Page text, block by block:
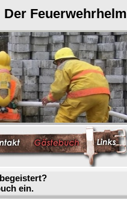
Der Feuerwehrhelm
ein.